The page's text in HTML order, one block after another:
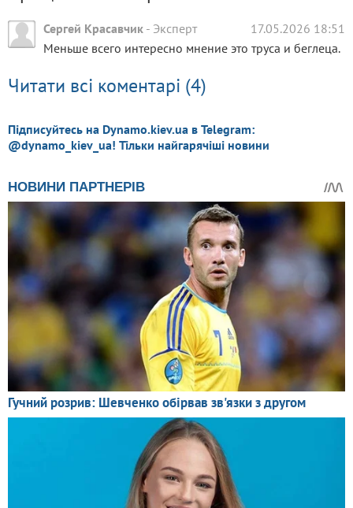
Сергей Красавчик - Эксперт
17.05.2026 18:51
Меньше всего интересно мнение это труса и беглеца.
Читати всі коментарі (4)
Підписуйтесь на Dynamo.kiev.ua в Telegram:
@dynamo_kiev_ua! Тільки найгарячіші новини